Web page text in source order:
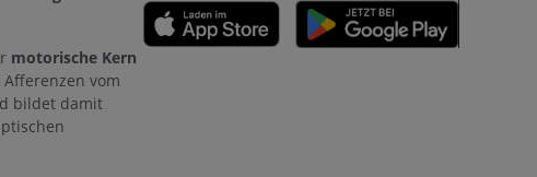
motorische Kern
vom
bildet damit